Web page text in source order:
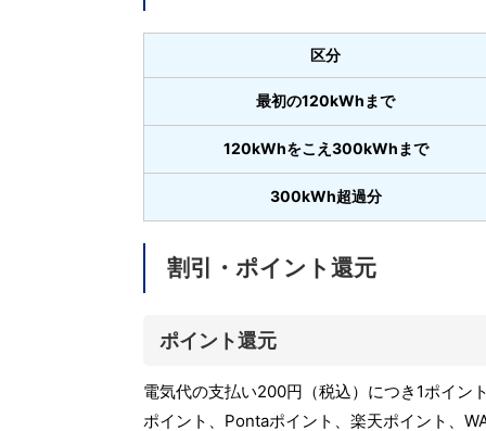
区分
最初の120kWhまで
120kWhをこえ300kWhまで
300kWh超過分
割引・ポイント還元
ポイント還元
電気代の支払い200円（税込）につき1ポイン
ポイント、Pontaポイント、楽天ポイント、